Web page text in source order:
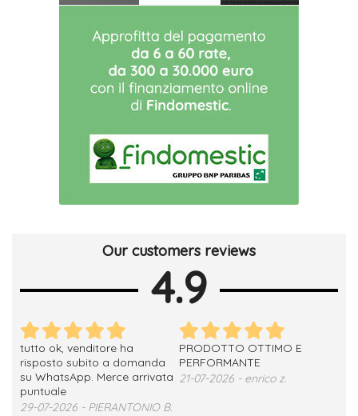
Our customers reviews
4.9
tutto ok, venditore ha
risposto subito a domanda
su WhatsApp. Merce arrivata
puntuale
29-07-2026 - PIERANTONIO B.
PRODOTTO OTTIMO E
PERFORMANTE
21-07-2026 - enrico z.